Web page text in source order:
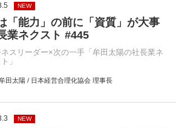
NEW
「能力」の前に「資質」が大事
業ネクスト #445
ネスリーダー×次の一手「牟田太陽の社長業ネ
」
田太陽 / 日本経営合理化協会 理事長
NEW